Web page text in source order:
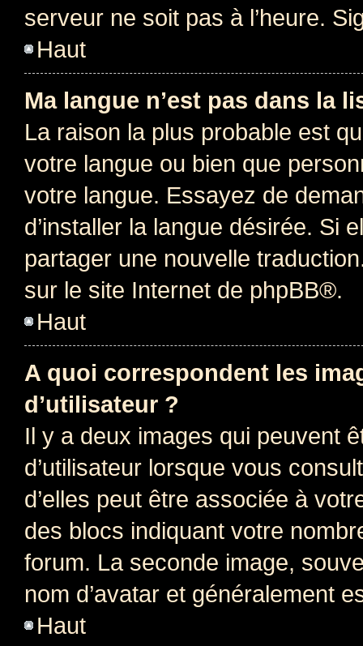
serveur ne soit pas à l’heure.
Haut
Ma langue n’est pas dans la
La raison la plus probable est
votre langue ou bien que
votre langue. Essayez de
d’installer la langue désirée. Si
partager une nouvelle
sur le site Internet de phpBB®.
Haut
A quoi correspondent les
d’utilisateur ?
Il y a deux images qui peuvent
d’utilisateur lorsque vous
d’elles peut être associée à
des blocs indiquant votre
forum. La seconde image,
nom d’avatar et généralement
Haut